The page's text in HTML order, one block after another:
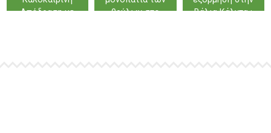
Απόδραση με
θρύλων στο
Βάλια Κάλντα :